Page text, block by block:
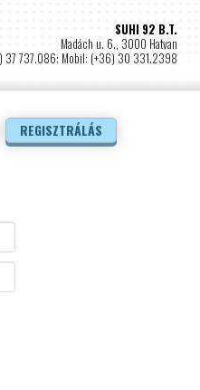
SUHI 92 B.T.
Madách u. 6., 3000 Hatvan
37 737.086; Mobil: (+36) 30 331.2398
REGISZTRÁLÁS